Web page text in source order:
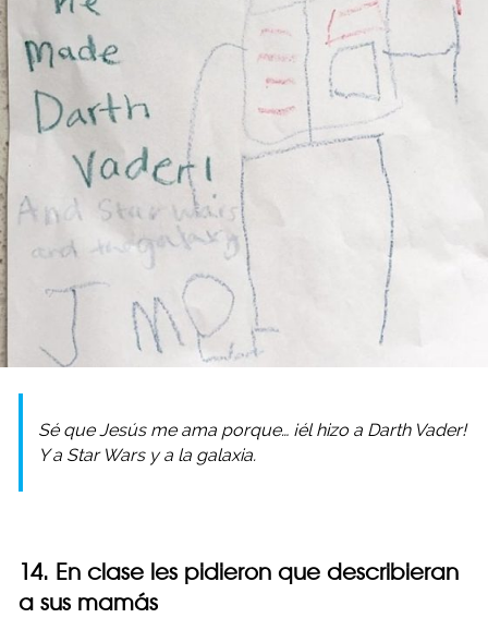
Sé que Jesús me ama porque… ¡él hizo a Darth Vader!
Y a Star Wars y a la galaxia.
14. En clase les pidieron que describieran
a sus mamás